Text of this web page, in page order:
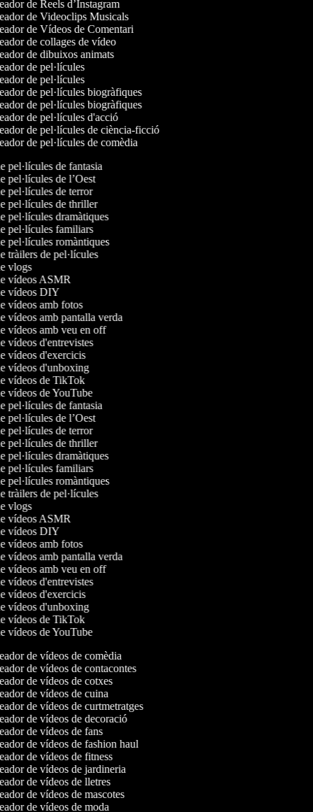
de Reels d’Instagram
de Videoclips Musicals
de Vídeos de Comentari
de collages de vídeo
de dibuixos animats
de pel·lícules
de pel·lícules
de pel·lícules biogràfiques
de pel·lícules biogràfiques
de pel·lícules d'acció
de pel·lícules de ciència-ficció
de pel·lícules de comèdia
pel·lícules de fantasia
pel·lícules de l’Oest
pel·lícules de terror
pel·lícules de thriller
pel·lícules dramàtiques
pel·lícules familiars
pel·lícules romàntiques
tràilers de pel·lícules
vlogs
vídeos ASMR
vídeos DIY
vídeos amb fotos
vídeos amb pantalla verda
vídeos amb veu en off
vídeos d'entrevistes
vídeos d'exercicis
vídeos d'unboxing
vídeos de TikTok
vídeos de YouTube
pel·lícules de fantasia
pel·lícules de l’Oest
pel·lícules de terror
pel·lícules de thriller
pel·lícules dramàtiques
pel·lícules familiars
pel·lícules romàntiques
tràilers de pel·lícules
vlogs
vídeos ASMR
vídeos DIY
vídeos amb fotos
vídeos amb pantalla verda
vídeos amb veu en off
vídeos d'entrevistes
vídeos d'exercicis
vídeos d'unboxing
vídeos de TikTok
vídeos de YouTube
de vídeos de comèdia
de vídeos de contacontes
de vídeos de cotxes
de vídeos de cuina
de vídeos de curtmetratges
de vídeos de decoració
de vídeos de fans
de vídeos de fashion haul
de vídeos de fitness
de vídeos de jardineria
de vídeos de lletres
de vídeos de mascotes
de vídeos de moda